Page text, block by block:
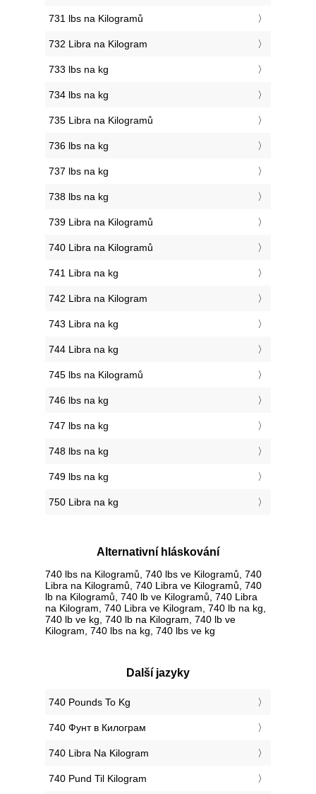
731 lbs na Kilogramů
732 Libra na Kilogram
733 lbs na kg
734 lbs na kg
735 Libra na Kilogramů
736 lbs na kg
737 lbs na kg
738 lbs na kg
739 Libra na Kilogramů
740 Libra na Kilogramů
741 Libra na kg
742 Libra na Kilogram
743 Libra na kg
744 Libra na kg
745 lbs na Kilogramů
746 lbs na kg
747 lbs na kg
748 lbs na kg
749 lbs na kg
750 Libra na kg
Alternativní hláskování
740 lbs na Kilogramů, 740 lbs ve Kilogramů, 740
Libra na Kilogramů, 740 Libra ve Kilogramů, 740
lb na Kilogramů, 740 lb ve Kilogramů, 740 Libra
na Kilogram, 740 Libra ve Kilogram, 740 lb na kg,
740 lb ve kg, 740 lb na Kilogram, 740 lb ve
Kilogram, 740 lbs na kg, 740 lbs ve kg
Další jazyky
‎740 Pounds To Kg
‎740 Фунт в Килограм
‎740 Libra Na Kilogram
‎740 Pund Til Kilogram